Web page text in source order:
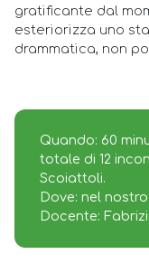
gratificante dal
esteriorizza uno
drammatica, non
Quando: 60
totale di 12
Scoiattoli.
Dove: nel
Docente: